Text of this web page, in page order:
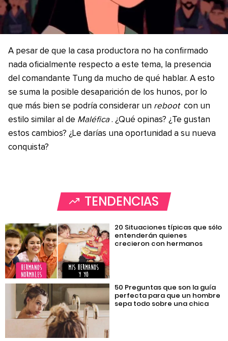
A pesar de que la casa productora no ha confirmado
nada oficialmente respecto a este tema, la presencia
del comandante Tung da mucho de qué hablar. A esto
se suma la posible desaparición de los hunos, por lo
que más bien se podría considerar un reboot con un
estilo similar al de Maléfica . ¿Qué opinas? ¿Te gustan
estos cambios? ¿Le darías una oportunidad a su nueva
conquista?
TENDENCIAS
20 Situaciones típicas que sólo
entenderán quienes
crecieron con hermanos
50 Preguntas que son la guía
perfecta para que un hombre
sepa todo sobre una chica